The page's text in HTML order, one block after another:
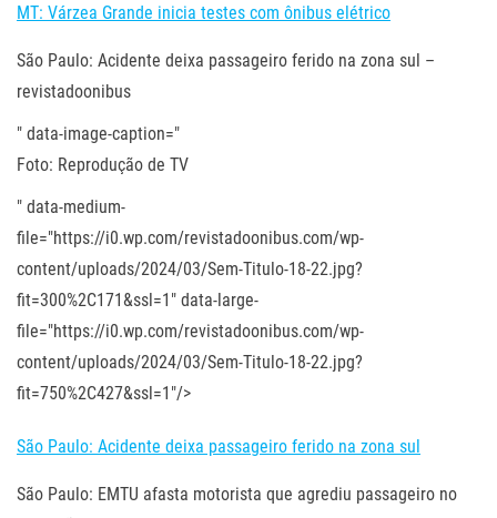
MT: Várzea Grande inicia testes com ônibus elétrico
São Paulo: Acidente deixa passageiro ferido na zona sul –
revistadoonibus
" data-image-caption="
Foto: Reprodução de TV
" data-medium-
file="https://i0.wp.com/revistadoonibus.com/wp-
content/uploads/2024/03/Sem-Titulo-18-22.jpg?
fit=300%2C171&ssl=1" data-large-
file="https://i0.wp.com/revistadoonibus.com/wp-
content/uploads/2024/03/Sem-Titulo-18-22.jpg?
fit=750%2C427&ssl=1"/>
São Paulo: Acidente deixa passageiro ferido na zona sul
São Paulo: EMTU afasta motorista que agrediu passageiro no